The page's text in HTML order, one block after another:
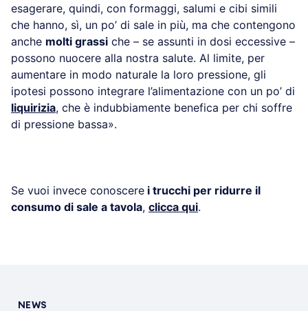
esagerare, quindi, con formaggi, salumi e cibi simili
che hanno, sì, un po’ di sale in più, ma che contengono
anche molti grassi che – se assunti in dosi eccessive –
possono nuocere alla nostra salute. Al limite, per
aumentare in modo naturale la loro pressione, gli
ipotesi possono integrare l’alimentazione con un po’ di
liquirizia, che è indubbiamente benefica per chi soffre
di pressione bassa».
Se vuoi invece conoscere i trucchi per ridurre il
consumo di sale a tavola, clicca qui.
NEWS